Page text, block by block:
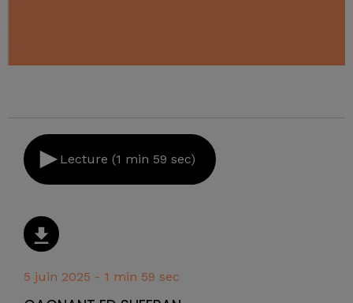
Lecture (1 min 59 sec)
5 juin 2025 - 1 min 59 sec